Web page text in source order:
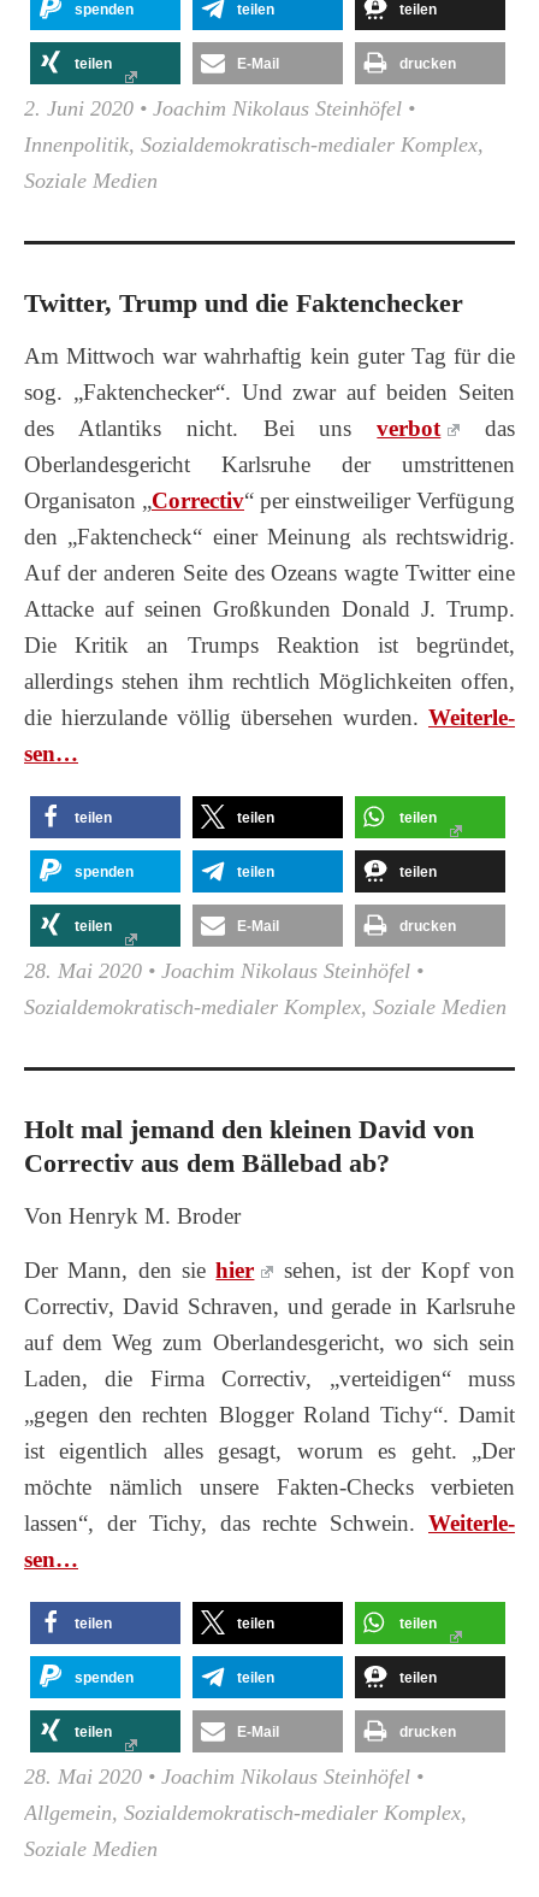
spenden teilen teilen
teilen E-Mail drucken
2. Juni 2020 • Joachim Nikolaus Steinhöfel •
Innenpolitik, Sozialdemokratisch-medialer Komplex,
Soziale Medien
Twitter, Trump und die Faktenchecker
Am Mittwoch war wahrhaftig kein guter Tag für die
sog. „Faktenchecker“. Und zwar auf beiden Seiten
des Atlantiks nicht. Bei unsverbot
das
Oberlandesgericht Karlsruhe der umstrittenen
Organisaton „Correctiv“ per einstweiliger Verfügung
den „Faktencheck“ einer Meinung als rechtswidrig.
Auf der anderen Seite des Ozeans wagte Twitter eine
Attacke auf seinen Großkunden Donald J. Trump.
Die Kritik an Trumps Reaktion ist begründet,
allerdings stehen ihm rechtlich Möglichkeiten offen,
die hierzulande völlig übersehen wurden. Wei­ter­le­
sen…
teilen teilen teilen
spenden teilen teilen
teilen E-Mail drucken
28. Mai 2020 • Joachim Nikolaus Steinhöfel •
Sozialdemokratisch-medialer Komplex, Soziale Medien
Holt mal jemand den kleinen David von
Correctiv aus dem Bällebad ab?
Von Henryk M. Broder
Der Mann, den siehier
sehen, ist der Kopf von
Correctiv, David Schraven, und gerade in Karlsruhe
auf dem Weg zum Oberlandesgericht, wo sich sein
Laden, die Firma Correctiv, „verteidigen“ muss
„gegen den rechten Blogger Roland Tichy“. Damit
ist eigentlich alles gesagt, worum es geht. „Der
möchte nämlich unsere Fakten-Checks verbieten
lassen“, der Tichy, das rechte Schwein. Wei­ter­le­
sen…
teilen teilen teilen
spenden teilen teilen
teilen E-Mail drucken
28. Mai 2020 • Joachim Nikolaus Steinhöfel •
Allgemein, Sozialdemokratisch-medialer Komplex,
Soziale Medien